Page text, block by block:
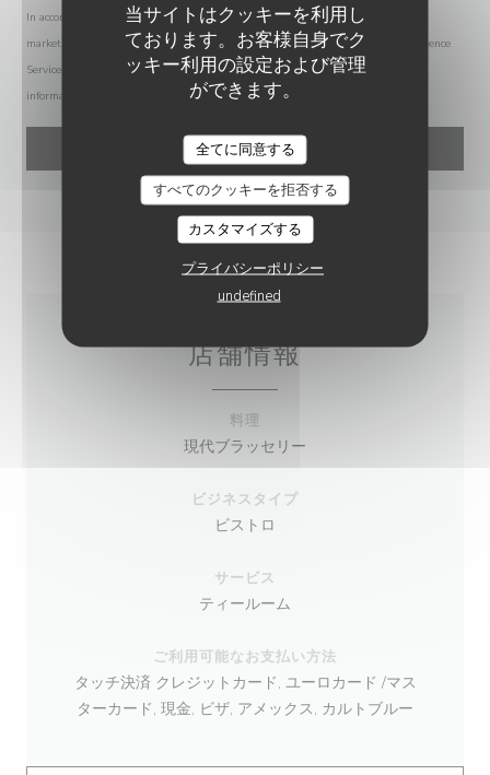
当サイトはクッキーを利用し
ております。お客様自身でク
ッキー利用の設定および管理
ができます。
全てに同意する
すべてのクッキーを拒否する
カスタマイズする
プライバシーポリシー
undefined
In accordance with data protection regulations, you have the right to opt out of
marketing communications. UK residents can register with the Telephone Preference
Service at
tpsonline.org.uk. US residents can register at donotcall.gov
information about how we process your data, please see our
店舗情報
料理
現代ブラッセリー
ビジネスタイプ
ビストロ
サービス
ティールーム
ご利用可能なお支払い方法
タッチ決済 クレジットカード, ユーロカード /マス
ターカード, 現金, ビザ, アメックス, カルトブルー
HOF TER BIEZEN